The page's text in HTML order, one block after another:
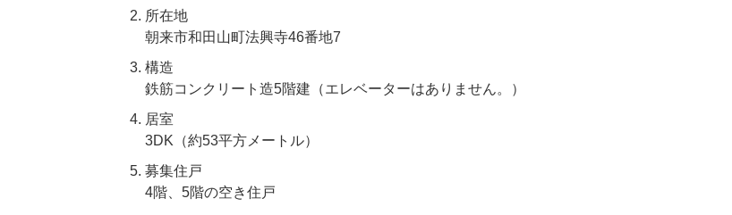
所在地
朝来市和田山町法興寺46番地7
構造
鉄筋コンクリート造5階建（エレベーターはありません。）
居室
3DK（約53平方メートル）
募集住戸
4階、5階の空き住戸